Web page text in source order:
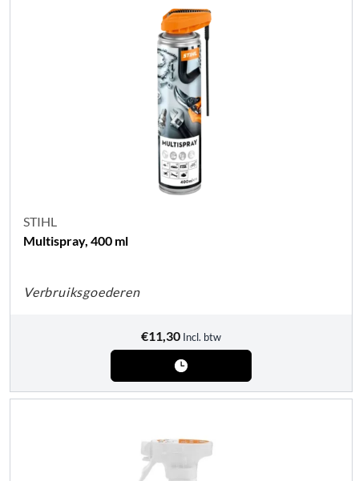
STIHL
Multispray, 400 ml
Verbruiksgoederen
€11,30 Incl. btw